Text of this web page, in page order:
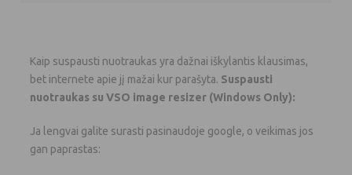
Kaip suspausti nuotraukas yra dažnai iškylantis klausimas,
bet internete apie jį mažai kur parašyta. Suspausti
nuotraukas su VSO image resizer (Windows Only):
Ja lengvai galite surasti pasinaudoje google, o veikimas jos
gan paprastas: